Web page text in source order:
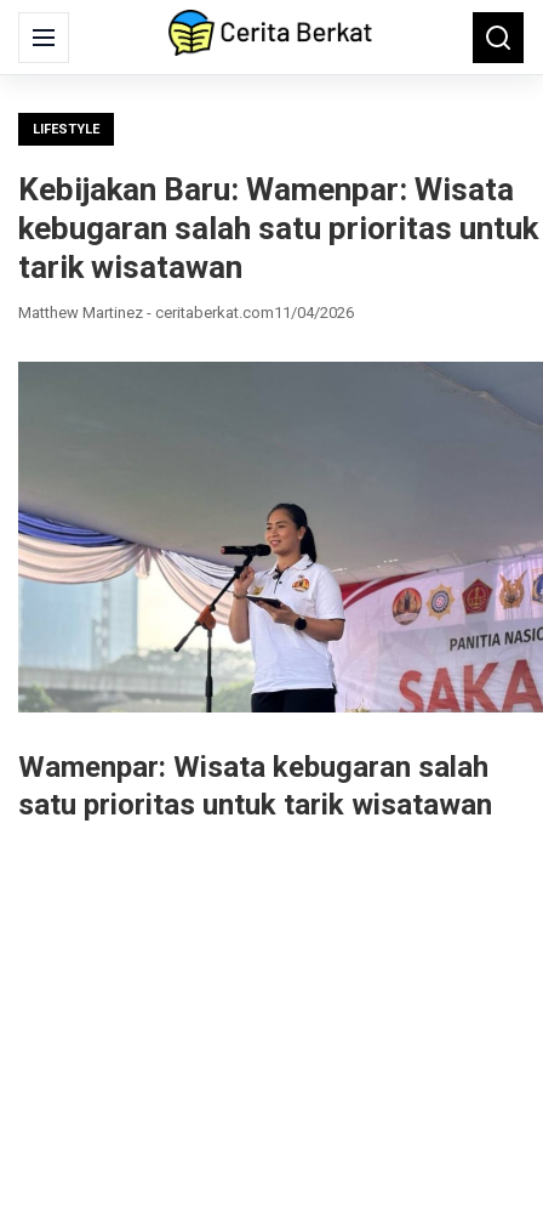
Menu
Search
for:
LIFESTYLE
Kebijakan Baru: Wamenpar: Wisata
kebugaran salah satu prioritas untuk
tarik wisatawan
Matthew Martinez - ceritaberkat.com11/04/2026
Wamenpar: Wisata kebugaran salah
satu prioritas untuk tarik wisatawan